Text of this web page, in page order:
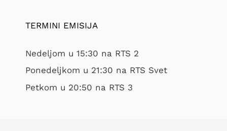
TERMINI EMISIJA
Nedeljom u 15:30 na RTS 2
Ponedeljkom u 21:30 na RTS Svet
Petkom u 20:50 na RTS 3